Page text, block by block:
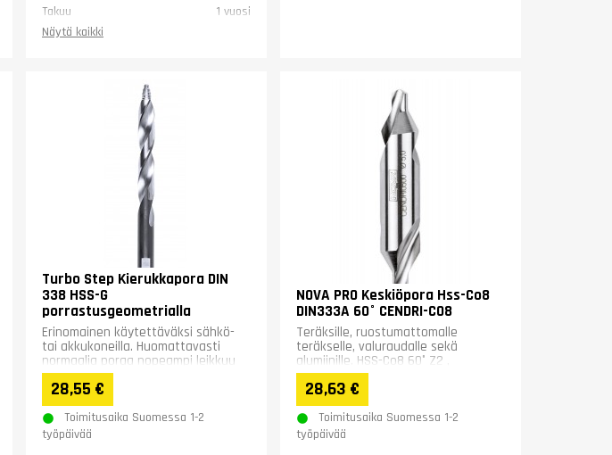
Takuu
1 vuosi
Näytä kaikki
Turbo Step Kierukkapora DIN
338 HSS-G
porrastusgeometrialla
Erinomainen käytettäväksi sähkö-
tai akkukoneilla. Huomattavasti
normaalia poraa nopeampi leikkuu
28,55 €
Toimitusaika Suomessa 1-2
työpäivää
NOVA PRO Keskiöpora Hss-Co8
DIN333A 60° CENDRI-CO8
Teräksille, ruostumattomalle
teräkselle, valuraudalle sekä
alumiinille. HSS-Co8 60° Z2 ,
pinnoittamaton
28,63 €
Toimitusaika Suomessa 1-2
työpäivää